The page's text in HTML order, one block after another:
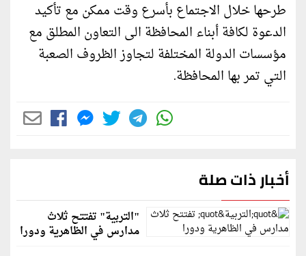
طرحها خلال الاجتماع بأسرع وقت ممكن مع تأكيد
الدعوة لكافة أبناء المحافظة الى التعاون المطلق مع
مؤسسات الدولة المختلفة لتجاوز الظروف الصعبة
التي تمر بها المحافظة.
أخبار ذات صلة
"التربية" تفتتح ثلاث
مدارس في الظاهرية ودورا